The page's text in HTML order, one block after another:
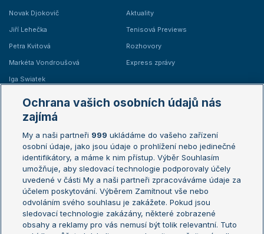
Novak Djokovič
Jiří Lehečka
Petra Kvitová
Markéta Vondroušová
Iga Swiatek
Aktuality
Tenisová Previews
Rozhovory
Express zprávy
Žebříčky
Žebříček ATP (muži)
Žebříček WTA (ženy)
Sázkařský žebříček
Australian Open
French Open
Wimbledon
US Open
Turnaj mistrů
Turnaj mistryň
Ochrana vašich osobních údajů nás
zajímá
My a naši partneři 999 ukládáme do vašeho zařízení
osobní údaje, jako jsou údaje o prohlížení nebo jedinečné
identifikátory, a máme k nim přístup. Výběr Souhlasím
umožňuje, aby sledovací technologie podporovaly účely
uvedené v části My a naši partneři zpracováváme údaje za
účelem poskytování. Výběrem Zamítnout vše nebo
odvoláním svého souhlasu je zakážete. Pokud jsou
sledovací technologie zakázány, některé zobrazené
obsahy a reklamy pro vás nemusí být tolik relevantní. Tuto